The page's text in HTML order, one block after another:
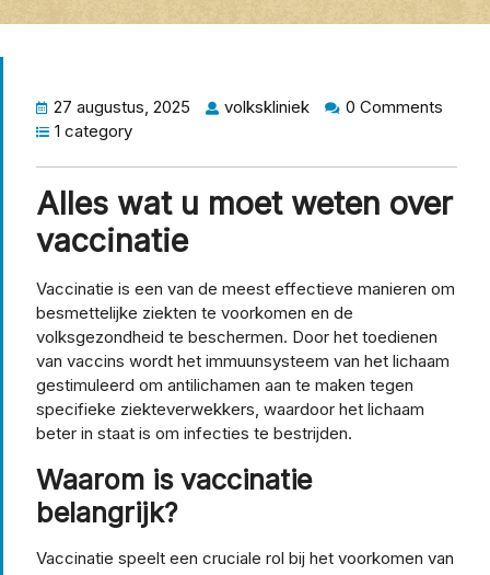
27 augustus, 2025 volkskliniek
0 Comments
1 category
Alles wat u moet weten over
vaccinatie
Vaccinatie is een van de meest effectieve manieren om
besmettelijke ziekten te voorkomen en de
volksgezondheid te beschermen. Door het toedienen
van vaccins wordt het immuunsysteem van het lichaam
gestimuleerd om antilichamen aan te maken tegen
specifieke ziekteverwekkers, waardoor het lichaam
beter in staat is om infecties te bestrijden.
Waarom is vaccinatie
belangrijk?
Vaccinatie speelt een cruciale rol bij het voorkomen van